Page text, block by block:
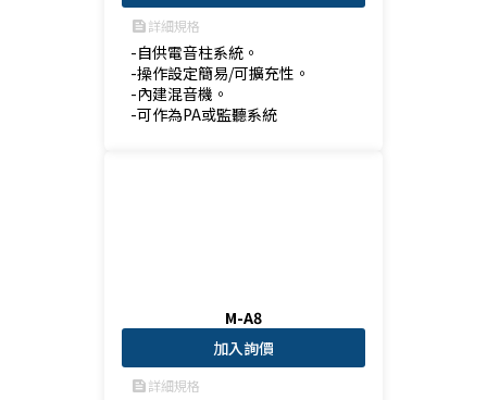
feed詳細規格
-自供電音柱系統。
-操作設定簡易/可擴充性。
-內建混音機。
-可作為PA或監聽系統
M-A8
加入詢價
feed詳細規格